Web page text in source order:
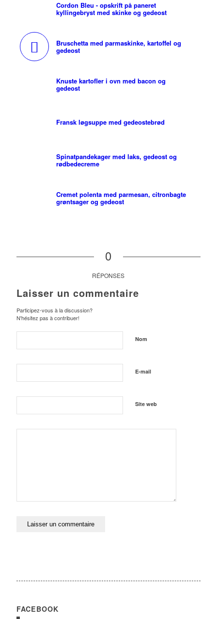
Cordon Bleu - opskrift på paneret
kyllingebryst med skinke og gedeost
Bruschetta med parmaskinke, kartoffel og
gedeost
Knuste kartofler i ovn med bacon og
gedeost
Fransk løgsuppe med gedeostebrød
Spinatpandekager med laks, gedeost og
rødbedecreme
Cremet polenta med parmesan, citronbagte
grøntsager og gedeost
0
RÉPONSES
Laisser un commentaire
Participez-vous à la discussion?
N'hésitez pas à contribuer!
Nom
E-mail
Site web
FACEBOOK